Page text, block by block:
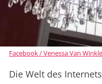
Facebook / Venessa Van Winkle
Die Welt des